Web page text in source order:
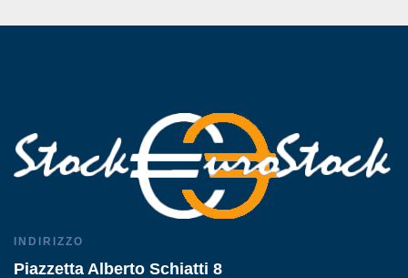
INDIRIZZO
Piazzetta Alberto Schiatti 8